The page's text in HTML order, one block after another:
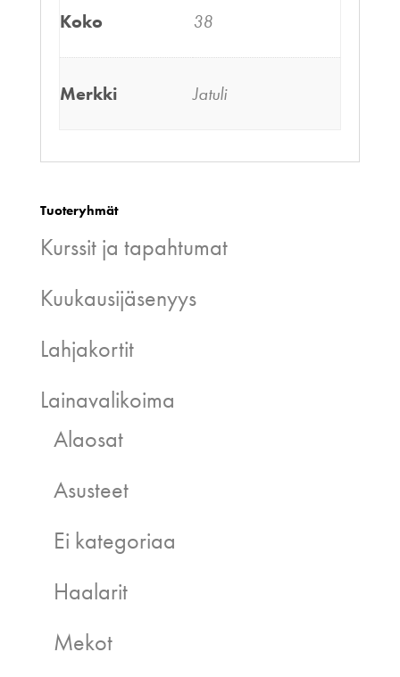
Koko 38
Merkki Jatuli
Tuoteryhmät
Kurssit ja tapahtumat
Kuukausijäsenyys
Lahjakortit
Lainavalikoima
Alaosat
Asusteet
Ei kategoriaa
Haalarit
Mekot